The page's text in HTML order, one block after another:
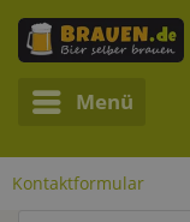
Menü
Kontaktformular